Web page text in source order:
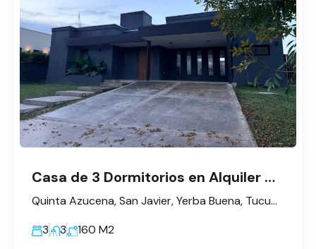
Casa de 3 Dormitorios en Alquiler – Barrio Privado Quinta Azucena
Quinta Azucena, San Javier, Yerba Buena, Tucumán, Argentina
3
3 160 M2